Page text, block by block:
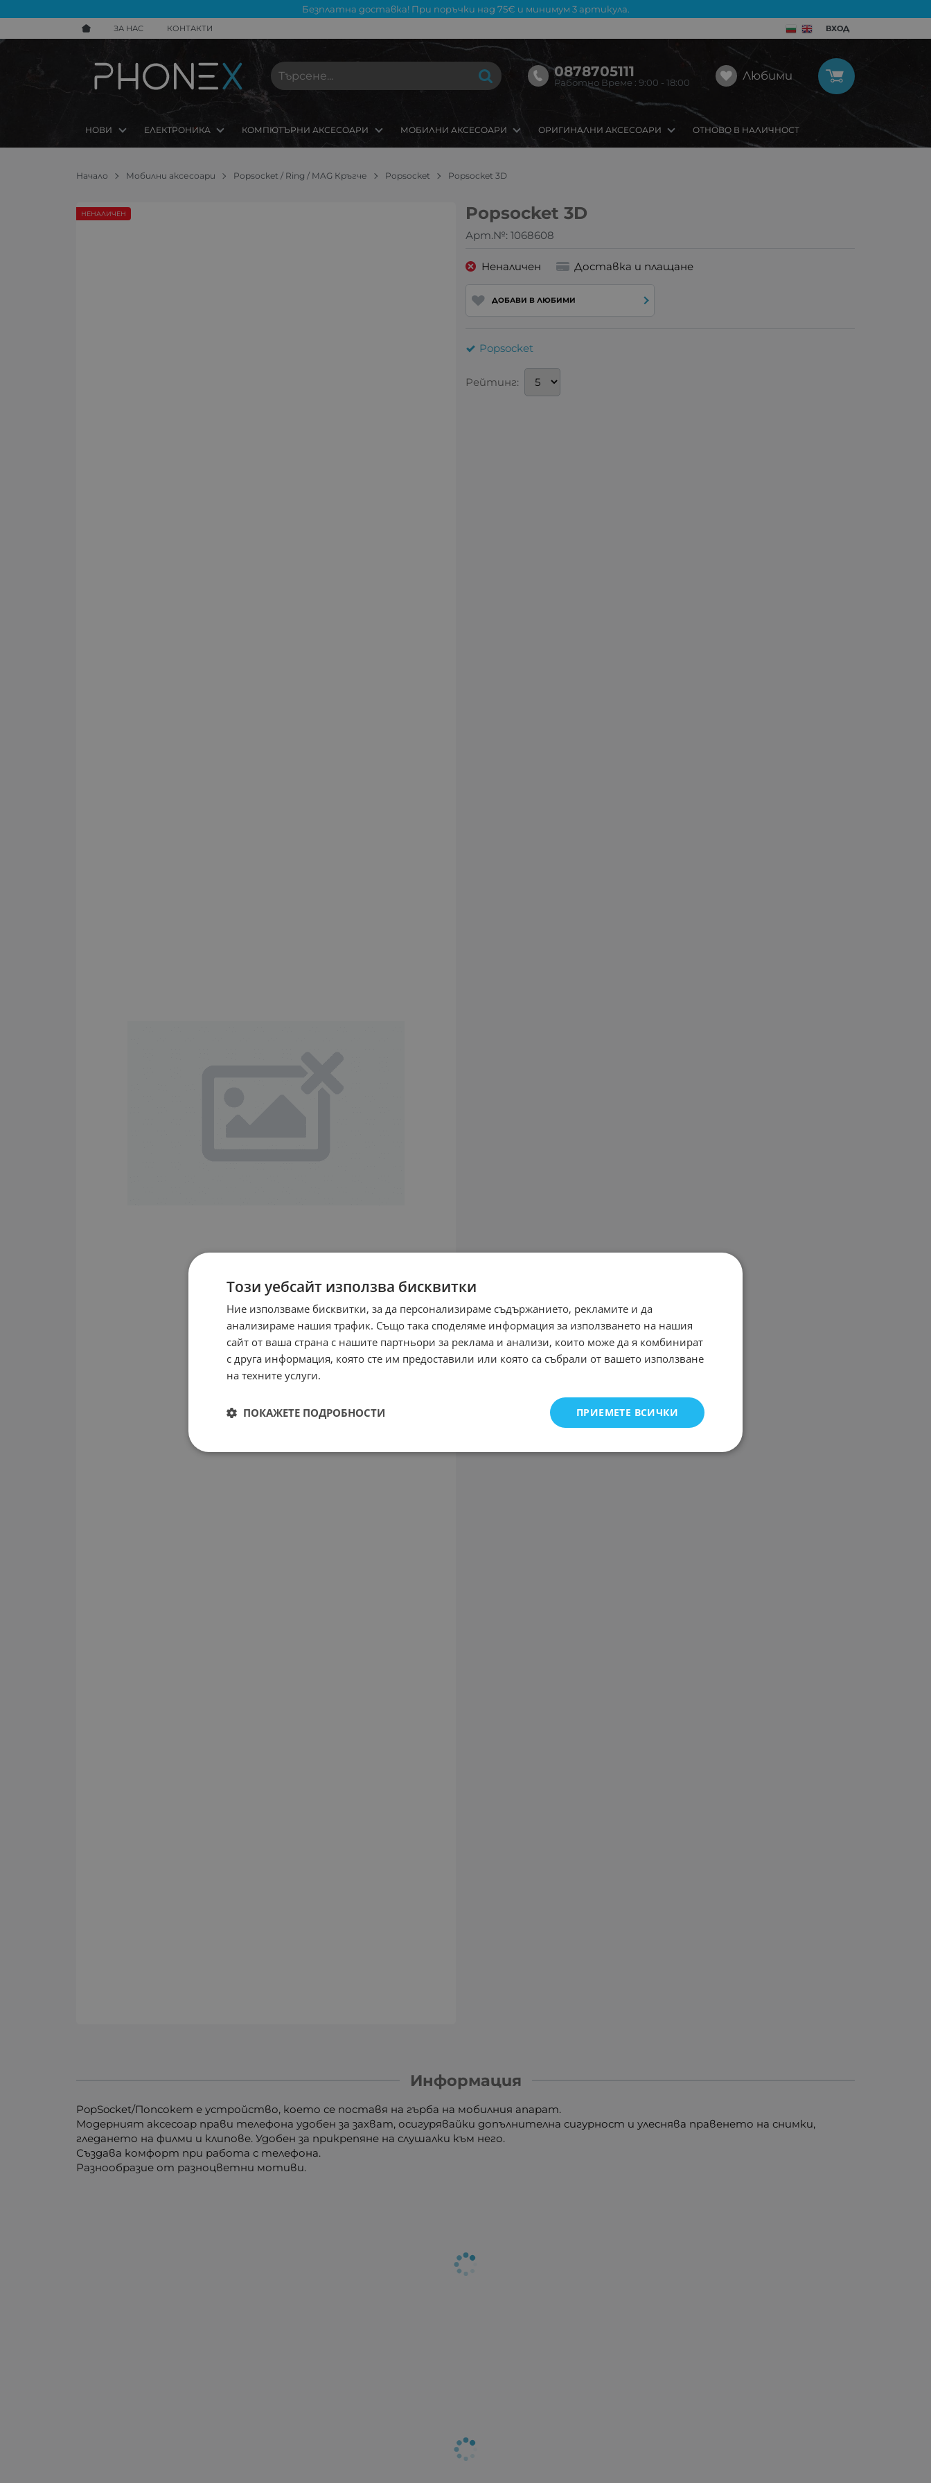
Безплатна доставка! При поръчки над 75€ и минимум 3 артикула.
ЗА НАС КОНТАКТИ ВХОД
0878705111
Работно Време : 9:00 - 18:00 Любими
НОВИ ЕЛЕКТРОНИКА КОМПЮТЪРНИ АКСЕСОАРИ МОБИЛНИ АКСЕСОАРИ ОРИГИНАЛНИ АКСЕСОАРИ ОТНОВО В НАЛИЧНОСТ
Начало Мобилни аксесоари Popsocket / Ring / MAG Кръгче Popsocket Popsocket 3D
Popsocket 3D
Арт.№: 1068608
НЕНАЛИЧЕН
Неналичен Доставка и плащане
ДОБАВИ В ЛЮБИМИ
Popsocket
Рейтинг:
Информация
PopSocket/Попсокет е устройство, което се поставя на гърба на мобилния апарат.
Модерният аксесоар прави телефона удобен за захват, осигурявайки допълнителна сигурност и улеснява правенето на снимки,
гледането на филми и клипове. Удобен за прикрепяне на слушалки към него.
Създава комфорт при работа с телефона.
Разнообразие от разноцветни мотиви.
Този уебсайт използва бисквитки
Ние използваме бисквитки, за да персонализираме съдържанието, рекламите и да
анализираме нашия трафик. Също така споделяме информация за използването на нашия
сайт от ваша страна с нашите партньори за реклама и анализи, които може да я комбинират
с друга информация, която сте им предоставили или която са събрали от вашето използване
на техните услуги.
ПРИЕМЕТЕ ВСИЧКИ
ПОКАЖЕТЕ ПОДРОБНОСТИ